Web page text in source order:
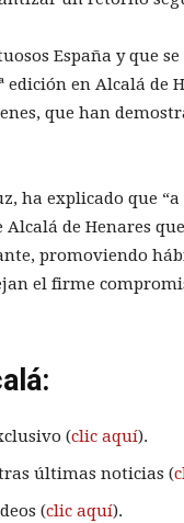
España y que
en Alcalá de
que han
ha explicado que “a
de Henares
promoviendo
el firme
(clic aquí).
últimas noticias (
(clic aquí).